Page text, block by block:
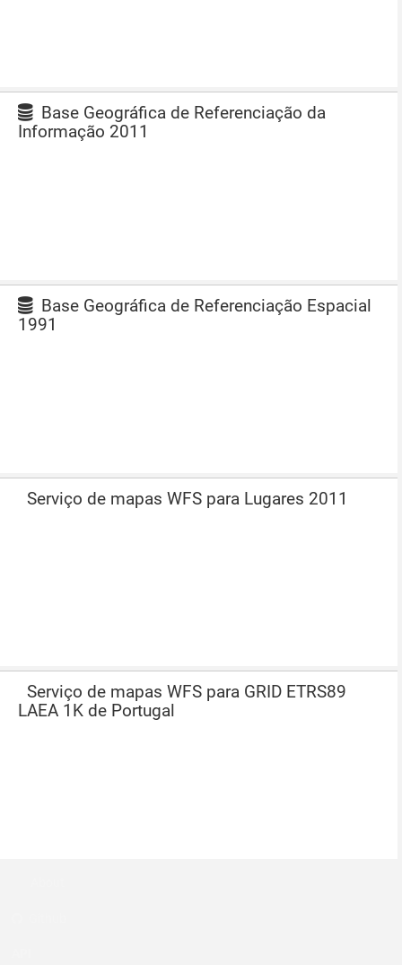
Base Geográfica de Referenciação da
Informação 2011
Base Geográfica de Referenciação Espacial
1991
Serviço de mapas WFS para Lugares 2011
Serviço de mapas WFS para GRID ETRS89
LAEA 1K de Portugal